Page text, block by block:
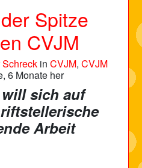
Spitze
CVJM
inCVJM,CVJM
6 Monate her
sich auf
Arbeit